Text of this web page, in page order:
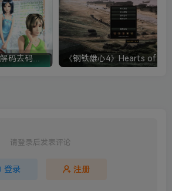
电车之狼R中文汉化解码去码硬盘完整破解版+MOD特典+全CG存档+攻略|修复卡顿
请登录后发表评论
登录 注册